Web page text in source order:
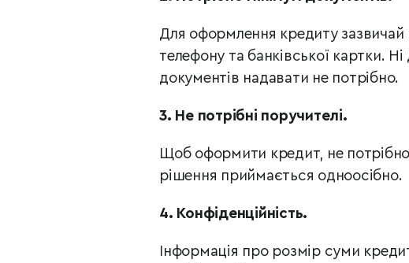
Для оформлення кредиту зазвичай
телефону та банківської картки.
документів надавати не потрібно.
3. Не потрібні поручителі.
Щоб оформити кредит, не
рішення приймається одноосібно.
4. Конфіденційність.
Інформація про розмір суми